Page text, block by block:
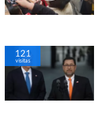
121
visitas